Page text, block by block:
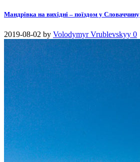
Мандрівка на вихідні – поїздом у Словаччину
2019-08-02 by Volodymyr Vrublevskyy 0